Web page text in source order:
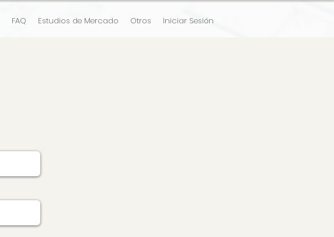
FAQ Estudios de Mercado Otros Iniciar Sesión